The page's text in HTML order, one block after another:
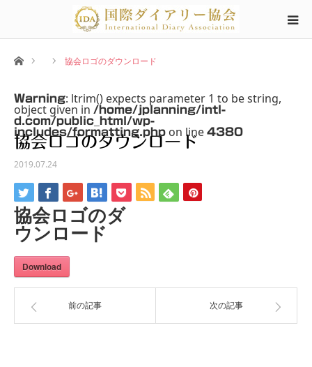
ホーム 協会ロゴのダウンロード
Warning: ltrim() expects parameter 1 to be string,
object given in /home/jplanning/intl-
d.com/public_html/wp-
includes/formatting.php on line 4380
協会ロゴのダウンロード
2019.07.24
協会ロゴのダ
ウンロード
Download
前の記事 次の記事